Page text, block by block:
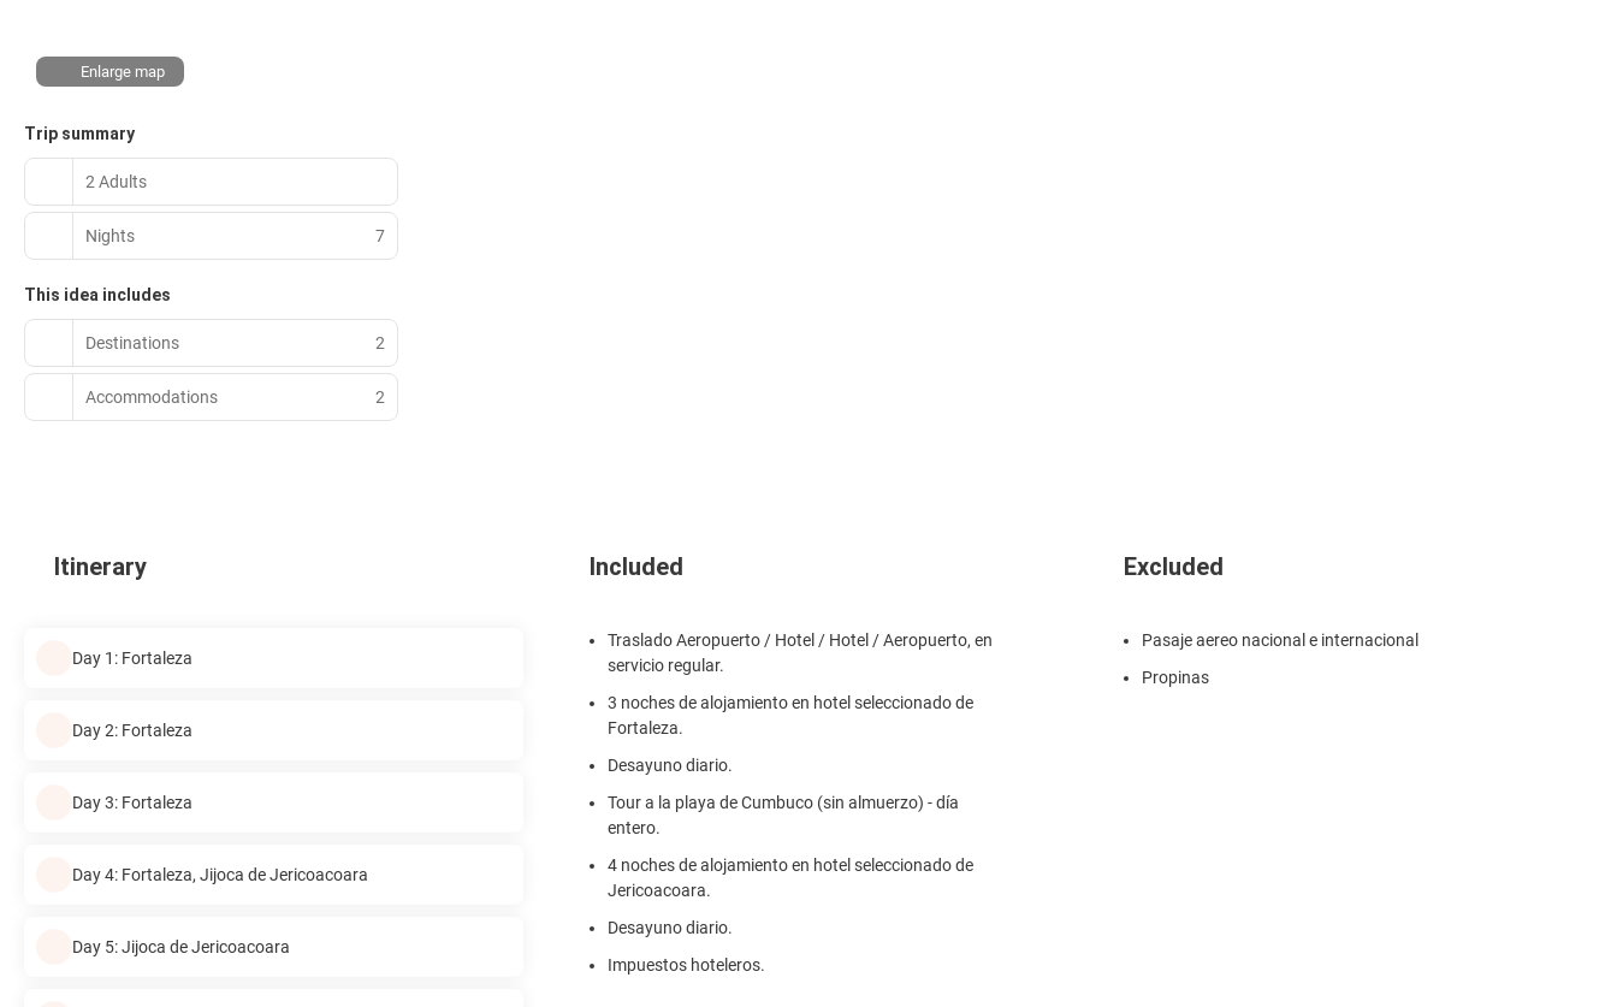
Enlarge map
Trip summary
2 Adults
Nights 7
This idea includes
Destinations 2
Accommodations 2
Itinerary
Day 1: Fortaleza
Day 2: Fortaleza
Day 3: Fortaleza
Day 4: Fortaleza, Jijoca de Jericoacoara
Day 5: Jijoca de Jericoacoara
Included
Traslado Aeropuerto / Hotel / Hotel / Aeropuerto, en
servicio regular.
3 noches de alojamiento en hotel seleccionado de
Fortaleza.
Desayuno diario.
Tour a la playa de Cumbuco (sin almuerzo) - día
entero.
4 noches de alojamiento en hotel seleccionado de
Jericoacoara.
Desayuno diario.
Impuestos hoteleros.
Excluded
Pasaje aereo nacional e internacional
Propinas